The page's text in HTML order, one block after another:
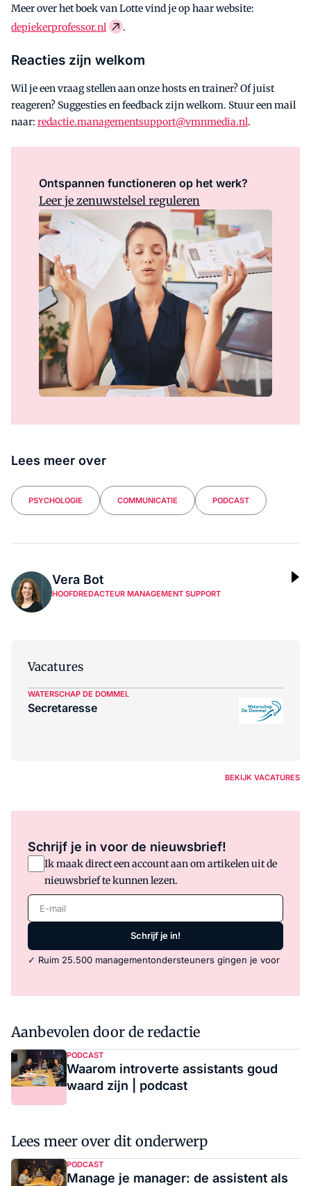
Meer over het boek van Lotte vind je op haar website:
depiekerprofessor.nl
.
Reacties zijn welkom
Wil je een vraag stellen aan onze hosts en trainer? Of juist
reageren? Suggesties en feedback zijn welkom. Stuur een mail
naar: redactie.managementsupport@vmnmedia.nl.
Ontspannen functioneren op het werk?
Leer je zenuwstelsel reguleren
Lees meer over
PSYCHOLOGIE COMMUNICATIE PODCAST
Vera Bot
HOOFDREDACTEUR MANAGEMENT SUPPORT
Vacatures
WATERSCHAP DE DOMMEL
Secretaresse
BEKIJK VACATURES
Schrijf je in voor de nieuwsbrief!
Ik maak direct een account aan om artikelen uit de
nieuwsbrief te kunnen lezen.
E-mail
Schrijf je in!
✓ Ruim 25.500 managementondersteuners gingen je voor
Aanbevolen door de redactie
PODCAST
Waarom introverte assistants goud
waard zijn | podcast
Lees meer over dit onderwerp
PODCAST
Manage je manager: de assistent als